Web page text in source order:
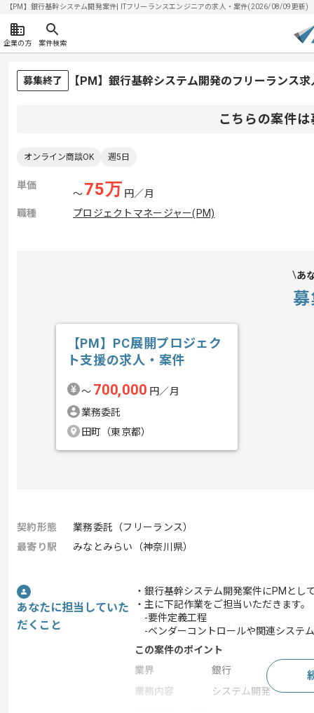
【PM】銀行基幹システム開発案件| ITフリーランスエンジニアの求人・案件(2026/08/09更新)
企業の方 案件検索
募集終了 【PM】銀行基幹システム開発のフリーランス
こちらの案件
オンライン商談OK 週5日
単価
〜75万 円／月
職種
プロジェクトマネージャー(PM)
あ
【PM】PC展開プロジェク
ト支援の求人・案件
〜 700,000 円／月
業務委託
田町（東京都）
契約形態
業務委託（フリーランス）
最寄り駅
みなとみらい（神奈川県）
あなたに担当していた
だくこと
・銀行基幹システム開発案件にPMとし
・主に下記作業をご担当いただきます。
-要件定義工程
-ベンダーコントロールや関連システ
この案件のポイント
業界
銀行
業務内容
システム開発